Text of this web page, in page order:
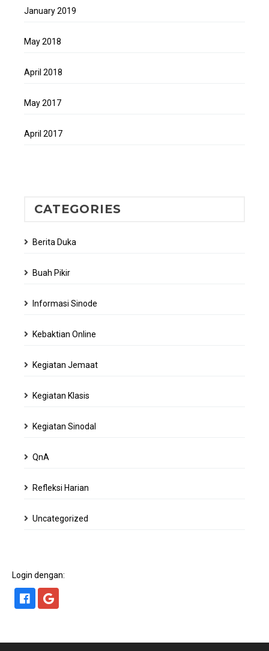
January 2019
May 2018
April 2018
May 2017
April 2017
CATEGORIES
Berita Duka
Buah Pikir
Informasi Sinode
Kebaktian Online
Kegiatan Jemaat
Kegiatan Klasis
Kegiatan Sinodal
QnA
Refleksi Harian
Uncategorized
Login dengan: